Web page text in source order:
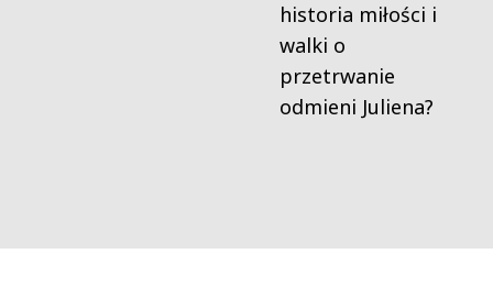
historia miłości i
walki o
przetrwanie
odmieni Juliena?